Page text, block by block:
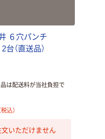
６ 穴パンチ
2台 （直送品）
は配送料が当社負担で
税込）
いただけません